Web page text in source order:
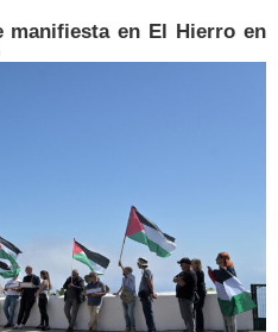
manifiesta en El Hierro en